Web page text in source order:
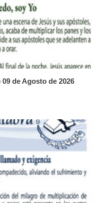
de Agosto de 2026